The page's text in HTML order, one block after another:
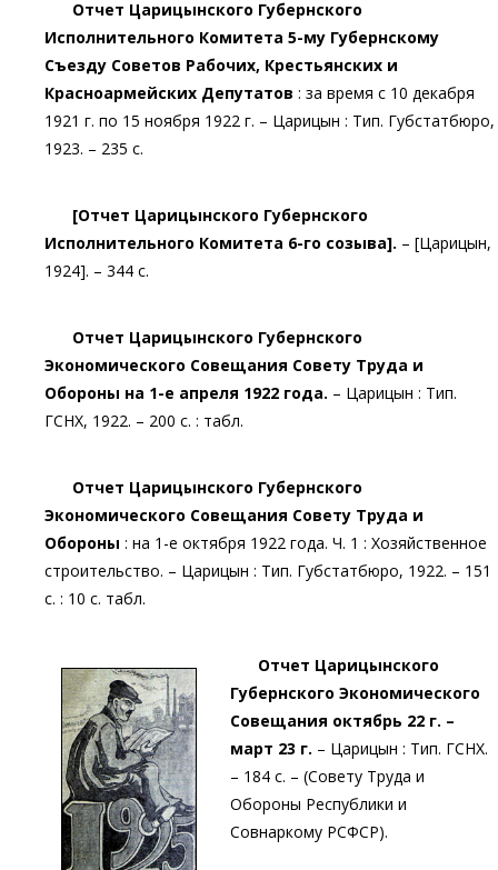
Отчет Царицынского Губернского
Исполнительного Комитета 5-му Губернскому
Съезду Советов Рабочих, Крестьянских и
Красноармейских Депутатов : за время с 10 декабря
1921 г. по 15 ноября 1922 г. – Царицын : Тип. Губстатбюро,
1923. – 235 с.
[Отчет Царицынского Губернского
Исполнительного Комитета 6-го созыва]. – [Царицын,
1924]. – 344 с.
Отчет Царицынского Губернского
Экономического Совещания Совету Труда и
Обороны на 1-е апреля 1922 года. – Царицын : Тип.
ГСНХ, 1922. – 200 с. : табл.
Отчет Царицынского Губернского
Экономического Совещания Совету Труда и
Обороны : на 1-е октября 1922 года. Ч. 1 : Хозяйственное
строительство. – Царицын : Тип. Губстатбюро, 1922. – 151
с. : 10 с. табл.
Отчет Царицынского
Губернского Экономического
Совещания октябрь 22 г. –
март 23 г. – Царицын : Тип. ГСНХ.
– 184 с. – (Совету Труда и
Обороны Республики и
Совнаркому РСФСР).